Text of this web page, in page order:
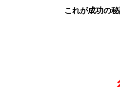
これが成功の秘訣